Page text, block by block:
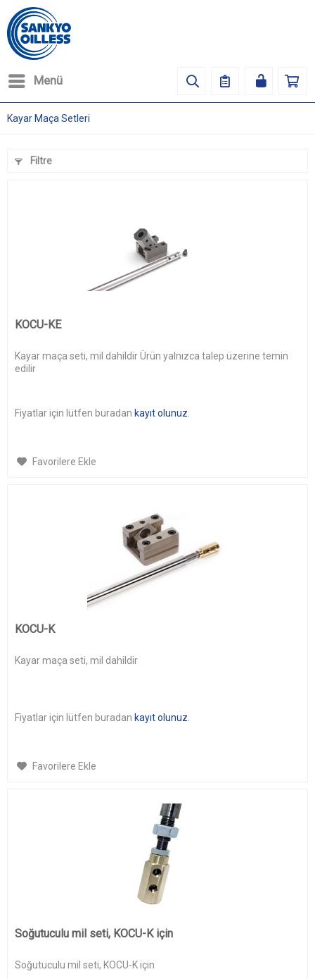
Menü
Kayar Maça Setleri
Filtre
KOCU-KE
Kayar maça seti, mil dahildir Ürün yalnızca talep üzerine temin
edilir
Fiyatlar için lütfen buradan kayıt olunuz
Favorilere Ekle
KOCU-K
Kayar maça seti, mil dahildir
Fiyatlar için lütfen buradan kayıt olunuz
Favorilere Ekle
Soğutuculu mil seti, KOCU-K için
Soğutuculu mil seti, KOCU-K için